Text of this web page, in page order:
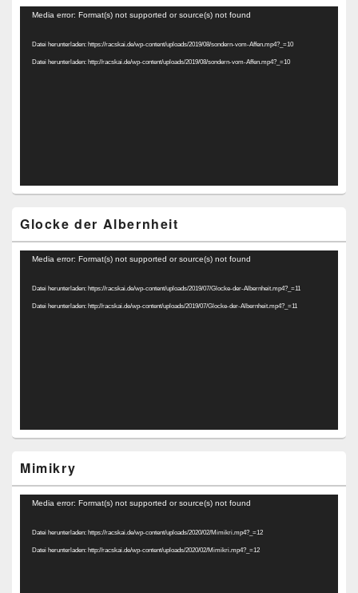
Video-
Media error: Format(s) not supported or source(s) not found
Datei herunterladen: https://racskai.de/wp-content/uploads/2019/08/sondern-vom-Affen.mp4?_=10
Datei herunterladen: http://racskai.de/wp-content/uploads/2019/08/sondern-vom-Affen.mp4?_=10
Glocke der Albernheit
Video-
Media error: Format(s) not supported or source(s) not found
Datei herunterladen: https://racskai.de/wp-content/uploads/2019/07/Glocke-der-Albernheit.mp4?_=11
Datei herunterladen: http://racskai.de/wp-content/uploads/2019/07/Glocke-der-Albernheit.mp4?_=11
Mimikry
Video-
Media error: Format(s) not supported or source(s) not found
Datei herunterladen: https://racskai.de/wp-content/uploads/2020/02/Mimikri.mp4?_=12
Datei herunterladen: http://racskai.de/wp-content/uploads/2020/02/Mimikri.mp4?_=12